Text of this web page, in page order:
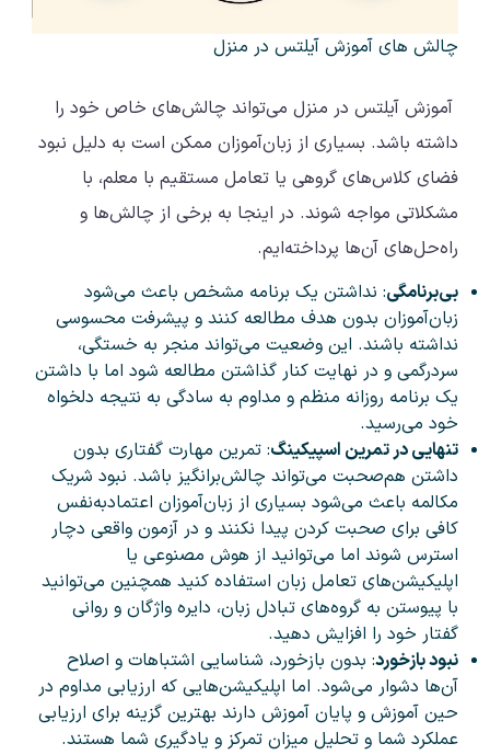
چالش های آموزش آیلتس در منزل
آموزش آیلتس در منزل می‌تواند چالش‌های خاص خود را
داشته باشد. بسیاری از زبان‌آموزان ممکن است به دلیل نبود
فضای کلاس‌های گروهی یا تعامل مستقیم با معلم، با
مشکلاتی مواجه شوند. در اینجا به برخی از چالش‌ها و
راه‌حل‌های آن‌ها پرداخته‌ایم.
بی‌برنامگی: نداشتن یک برنامه‌ مشخص باعث می‌شود
زبان‌آموزان بدون هدف مطالعه کنند و پیشرفت محسوسی
نداشته باشند. این وضعیت می‌تواند منجر به خستگی،
سردرگمی و در نهایت کنار گذاشتن مطالعه شود اما با داشتن
یک برنامه روزانه منظم و مداوم به سادگی به نتیجه دلخواه
خود می‌رسید.
تنهایی در تمرین اسپیکینگ: تمرین مهارت گفتاری بدون
داشتن هم‌صحبت می‌تواند چالش‌برانگیز باشد. نبود شریک
مکالمه باعث می‌شود بسیاری از زبان‌آموزان اعتمادبه‌نفس
کافی برای صحبت کردن پیدا نکنند و در آزمون واقعی دچار
استرس شوند اما می‌توانید از هوش مصنوعی یا
اپلیکیشن‌های تعامل زبان استفاده کنید همچنین می‌توانید
با پیوستن به گروه‌های تبادل زبان، دایره واژگان و روانی
گفتار خود را افزایش دهید.
نبود بازخورد: بدون بازخورد، شناسایی اشتباهات و اصلاح
آن‌ها دشوار می‌شود. اما اپلیکیشن‌هایی که ارزیابی مداوم در
حین آموزش و پایان آموزش دارند بهترین گزینه برای ارزیابی
عملکرد شما و تحلیل میزان تمرکز و یادگیری شما هستند.